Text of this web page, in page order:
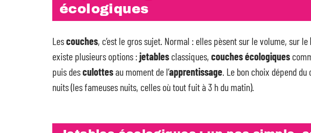
écologiques
Lescouches, c’est le gros sujet. Normal : elles pèsent sur le volume, sur le
existe plusieurs options :jetables classiques, couches écologiques
puis desculottesau moment de l’apprentissage. Le bon choix dépend du
nuits (les fameuses nuits, celles où tout fuit à 3 h du matin).